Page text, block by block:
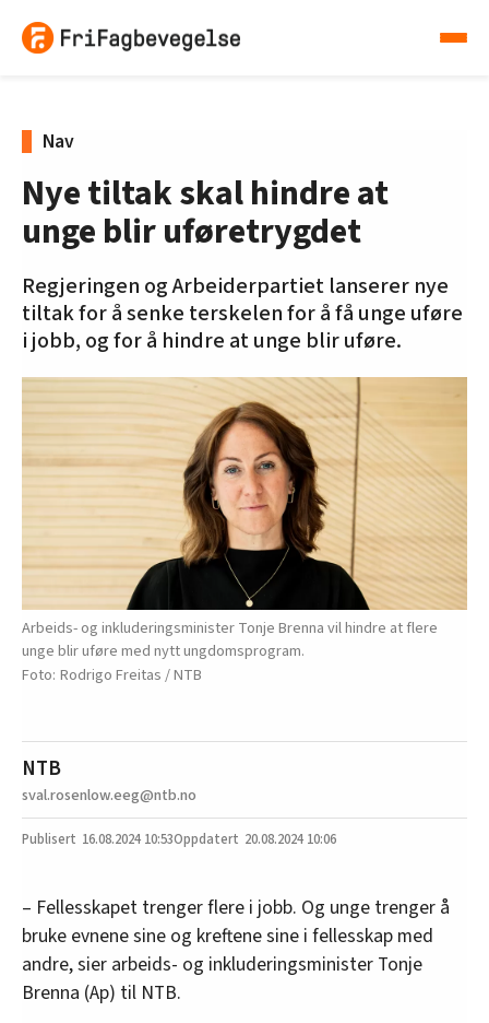
Nav
Nye tiltak skal hindre at
unge blir uføretrygdet
Regjeringen og Arbeiderpartiet lanserer nye
tiltak for å senke terskelen for å få unge uføre
i jobb, og for å hindre at unge blir uføre.
Arbeids- og inkluderingsminister Tonje Brenna vil hindre at flere
unge blir uføre med nytt ungdomsprogram.
Rodrigo Freitas / NTB
NTB
sval.rosenlow.eeg@ntb.no
16.08.2024 10:53 20.08.2024 10:06
– Fellesskapet trenger flere i jobb. Og unge trenger å
bruke evnene sine og kreftene sine i fellesskap med
andre, sier arbeids- og inkluderingsminister Tonje
Brenna (Ap) til NTB.